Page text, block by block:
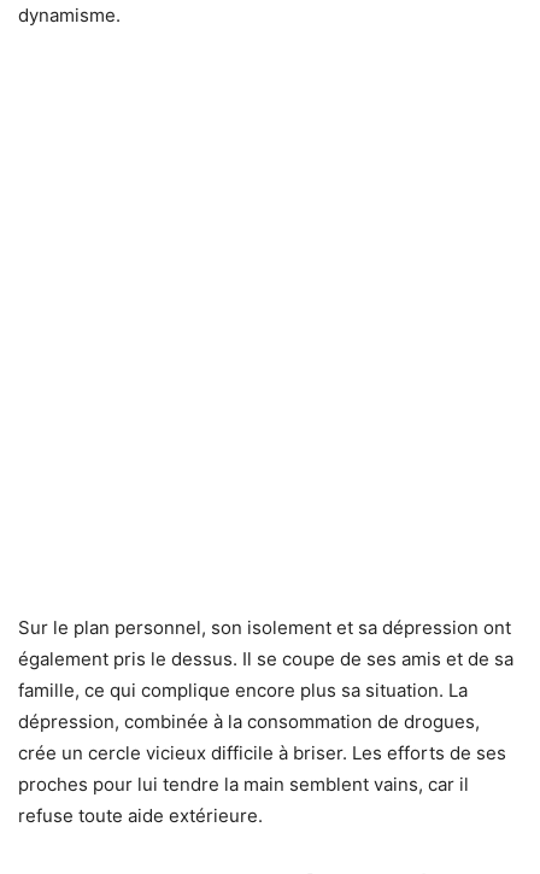
dynamisme.
Sur le plan personnel, son isolement et sa dépression ont
également pris le dessus. Il se coupe de ses amis et de sa
famille, ce qui complique encore plus sa situation. La
dépression, combinée à la consommation de drogues,
crée un cercle vicieux difficile à briser. Les efforts de ses
proches pour lui tendre la main semblent vains, car il
refuse toute aide extérieure.